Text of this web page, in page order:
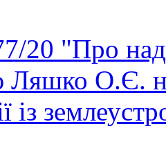
20 "Про
О.Є.
із